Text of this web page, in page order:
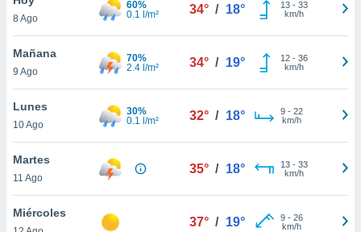
en
más
nuestra
de
8 Ago
60%
0.1 l/m²
34° / 18° 13- 33
km/h
Mañana
9 Ago
70%
2.4 l/m²
34° / 19° 12- 36
km/h
Lunes
10 Ago
30%
0.1 l/m²
32° / 18° 9- 22
km/h
Martes
11 Ago
35° / 18° 13- 33
km/h
Miércoles
37° / 19° 9- 26
km/h